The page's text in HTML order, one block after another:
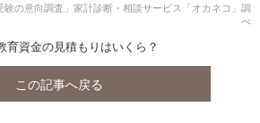
験の意向調査」家計診断・相談サービス「オカネコ」調
べ
育資金の見積もりはいくら？
この記事へ戻る